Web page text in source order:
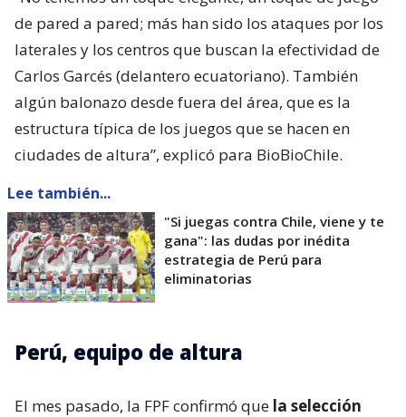
de pared a pared; más han sido los ataques por los
laterales y los centros que buscan la efectividad de
Carlos Garcés (delantero ecuatoriano). También
algún balonazo desde fuera del área, que es la
estructura típica de los juegos que se hacen en
ciudades de altura”, explicó para BioBioChile.
Lee también...
"Si juegas contra Chile, viene y te
gana": las dudas por inédita
estrategia de Perú para
eliminatorias
Perú, equipo de altura
El mes pasado, la FPF confirmó que la selección